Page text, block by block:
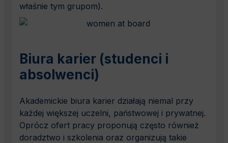
właśnie tym grupom).
Biura karier (studenci i
absolwenci)
Akademickie biura karier działają niemal przy
każdej większej uczelni, państwowej i prywatnej.
Oprócz ofert pracy proponują często również
doradztwo i szkolenia oraz organizują takie